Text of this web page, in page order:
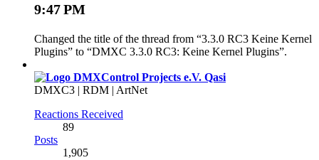
9:47 PM
Changed the title of the thread from “3.3.0 RC3 Keine Kernel
Plugins” to “DMXC 3.3.0 RC3: Keine Kernel Plugins”.
Qasi
DMXC3 | RDM | ArtNet
Reactions Received
89
Posts
1,905